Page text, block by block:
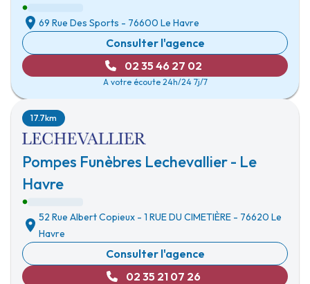
69 Rue Des Sports - 76600 Le Havre
Consulter l'agence
02 35 46 27 02
A votre écoute 24h/24 7j/7
Pompes Funèbres Lechevallier - Le
Havre
17.7km
52 Rue Albert Copieux - 1 RUE DU CIMETIÈRE - 76620 Le
Havre
Consulter l'agence
02 35 21 07 26